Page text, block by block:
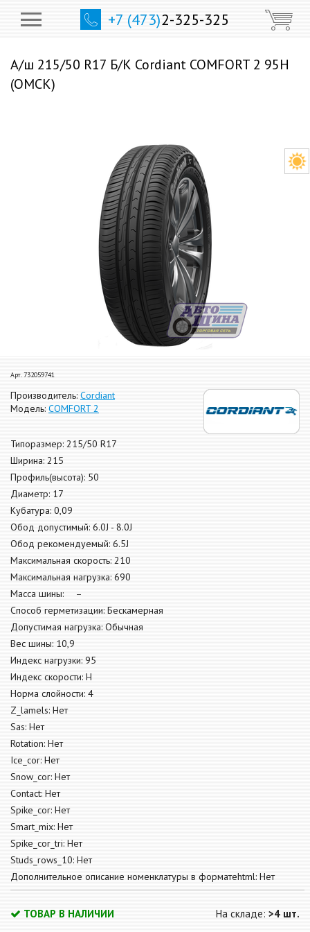
+7 (473)2-325-325
А/ш 215/50 R17 Б/К Cordiant COMFORT 2 95H
(ОМСК)
Арт. 732059741
Производитель: Cordiant
Модель: COMFORT 2
Типоразмер: 215/50 R17
Ширина: 215
Профиль(высота): 50
Диаметр: 17
Кубатура: 0,09
Обод допустимый: 6.0J - 8.0J
Обод рекомендуемый: 6.5J
Максимальная скорость: 210
Максимальная нагрузка: 690
Масса шины: –
Способ герметизации: Бескамерная
Допустимая нагрузка: Обычная
Вес шины: 10,9
Индекс нагрузки: 95
Индекс скорости: H
Норма слойности: 4
Z_lamels: Нет
Sas: Нет
Rotation: Нет
Ice_cor: Нет
Snow_cor: Нет
Contact: Нет
Spike_cor: Нет
Smart_mix: Нет
Spike_cor_tri: Нет
Studs_rows_10: Нет
Дополнительное описание номенклатуры в форматеhtml: Нет
ТОВАР В НАЛИЧИИ На складе: >4 шт.